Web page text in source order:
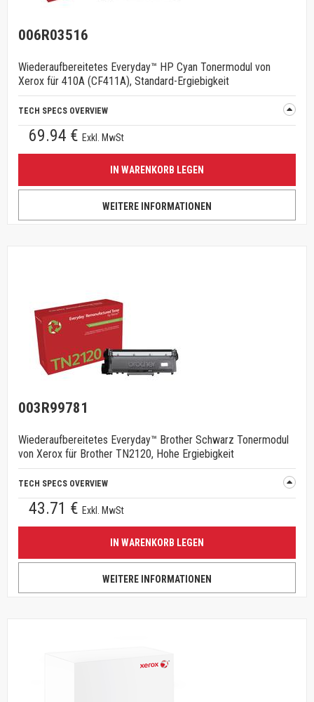
006R03516
Wiederaufbereitetes Everyday™ HP Cyan Tonermodul von
Xerox für 410A (CF411A), Standard-Ergiebigkeit
TECH SPECS OVERVIEW
69.94 € Exkl. MwSt
IN WARENKORB LEGEN
WEITERE INFORMATIONEN
003R99781
Wiederaufbereitetes Everyday™ Brother Schwarz Tonermodul
von Xerox für Brother TN2120, Hohe Ergiebigkeit
TECH SPECS OVERVIEW
43.71 € Exkl. MwSt
IN WARENKORB LEGEN
WEITERE INFORMATIONEN